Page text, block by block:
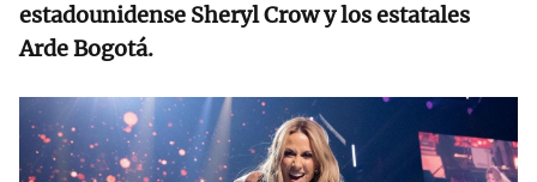
estadounidense Sheryl Crow y los estatales
Arde Bogotá.